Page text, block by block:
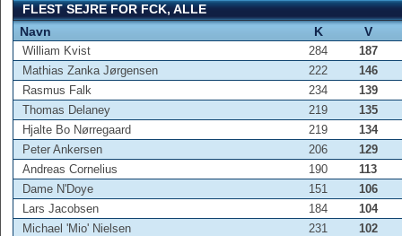
FLEST SEJRE FOR FCK, ALLE
Navn
K V
William Kvist 284
187
Mathias Zanka Jørgensen
222
146
Rasmus Falk
234
139
Thomas Delaney
219
135
Hjalte Bo Nørregaard
219
134
Peter Ankersen
206
129
Andreas Cornelius
190
113
Dame N'Doye
151
106
Lars Jacobsen
184
104
Michael 'Mio' Nielsen
231
102